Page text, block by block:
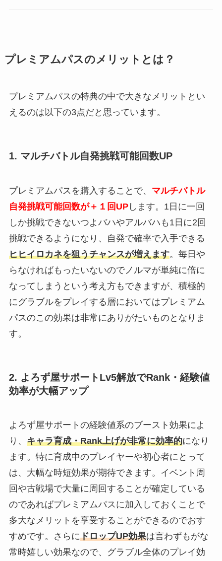
プレミアムパスのメリットとは？
プレミアムパスの特典の中で大きなメリットとい
えるのは以下の3点だと思っています。
1. マルチバトル自発挑戦可能回数UP
プレミアムパスを購入することで、 マルチバトル
自発挑戦可能回数が＋１回UPします。1日に一回
しか挑戦できないつよバハやアルバハも1日に2回
挑戦できるようになり、自発で確率で入手できる
ヒヒイロカネを狙うチャンスが増えます。毎日や
らなければもったいないのでノルマが単純に倍に
なってしまうという考え方もできますが、積極的
にグラブルをプレイする層においてはプレミアム
パスのこの効果は非常にありがたいものとなりま
す。
2. よろず屋サポートLv5解放でRank・経験値
効率が大幅アップ
よろず屋サポートの経験値系のブースト効果によ
り、 キャラ育成・Rank上げが非常に効率的になり
ます。特に育成中のプレイヤーや初心者にとって
は、大幅な時短効果が期待できます。イベント周
回や古戦場で大量に周回することが確定している
のであればプレミアムパスに加入しておくことで
多大なメリットを享受することができるのでおす
すめです。さらにドロップUP効果は言わずもがな
常時嬉しい効果なので、グラブル全体のプレイ効